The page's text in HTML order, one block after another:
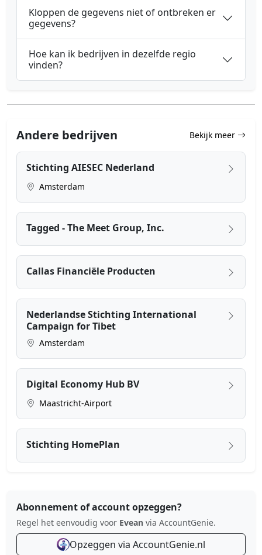
Kloppen de gegevens niet of ontbreken er
gegevens?
Hoe kan ik bedrijven in dezelfde regio
vinden?
Andere bedrijven Bekijk meer
Stichting AIESEC Nederland
Amsterdam
Tagged - The Meet Group, Inc.
Callas Financiële Producten
Nederlandse Stichting International
Campaign for Tibet
Amsterdam
Digital Economy Hub BV
Maastricht-Airport
Stichting HomePlan
Abonnement of account opzeggen?
Regel het eenvoudig voor Evean via AccountGenie.
Opzeggen via AccountGenie.nl